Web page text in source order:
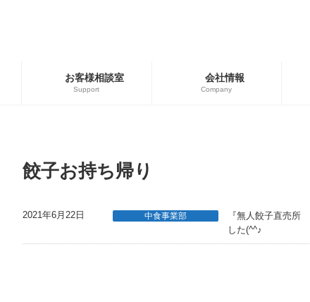
お客様相談室
Support
会社情報
Company
餃子お持ち帰り
2021年6月22日 中食事業部
『無人餃子直売所
した(^^♪